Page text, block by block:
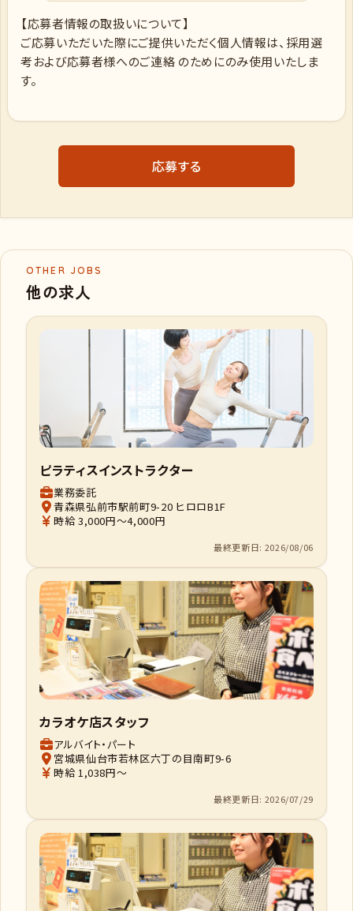
【応募者情報の取扱いについて】
ご応募いただいた際にご提供いただく個人情報は、採用選
考および応募者様へのご連絡 のためにのみ使用いたしま
す。
応募する
OTHER JOBS
他の求人
ピラティスインストラクター
業務委託
青森県弘前市駅前町9-20 ヒロロB1F
時給 3,000円～4,000円
最終更新日: 2026/08/06
カラオケ店スタッフ
アルバイト・パート
宮城県仙台市若林区六丁の目南町9-6
時給 1,038円～
最終更新日: 2026/07/29